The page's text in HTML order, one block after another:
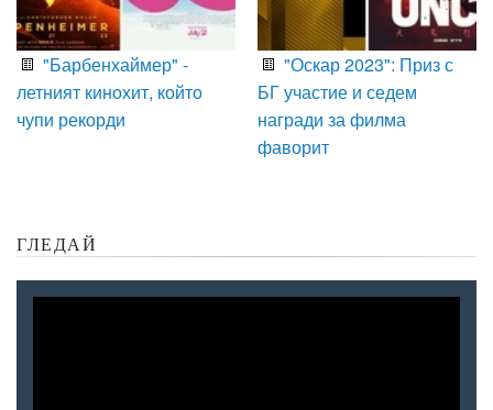
"Барбенхаймер" -
летният кинохит, който
чупи рекорди
"Оскар 2023": Приз с
БГ участие и седем
награди за филма
фаворит
ГЛЕДАЙ